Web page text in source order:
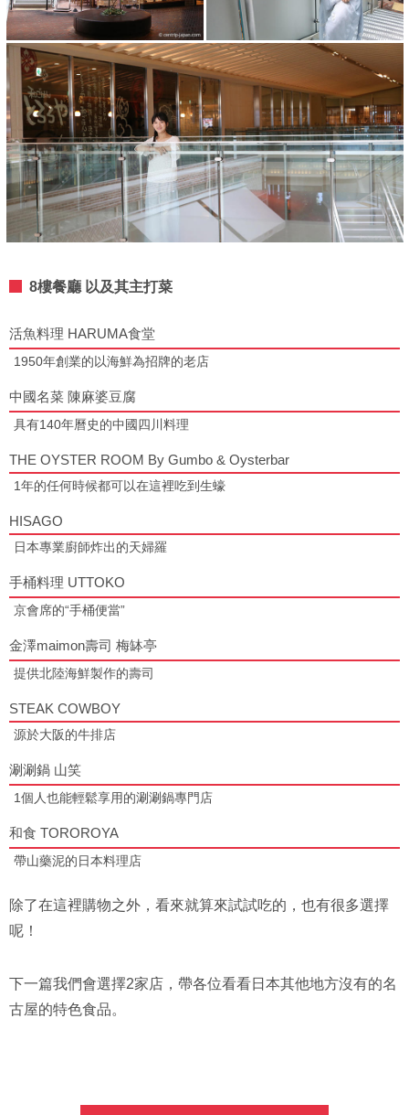
8樓餐廳 以及其主打菜
活魚料理 HARUMA食堂
1950年創業的以海鮮為招牌的老店
中國名菜 陳麻婆豆腐
具有140年曆史的中國四川料理
THE OYSTER ROOM By Gumbo & Oysterbar
1年的任何時候都可以在這裡吃到生蠔
HISAGO
日本專業廚師炸出的天婦羅
手桶料理 UTTOKO
京會席的“手桶便當”
金澤maimon壽司 梅缽亭
提供北陸海鮮製作的壽司
STEAK COWBOY
源於大阪的牛排店
涮涮鍋 山笑
1個人也能輕鬆享用的涮涮鍋專門店
和食 TOROROYA
帶山藥泥的日本料理店
除了在這裡購物之外，看來就算來試試吃的，也有很多選擇
呢！
下一篇我們會選擇2家店，帶各位看看日本其他地方沒有的名
古屋的特色食品。